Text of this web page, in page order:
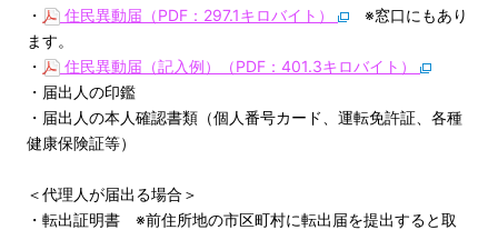
・
住民異動届（PDF：297.1キロバイト）
※窓口にもあり
ます。
・
住民異動届（記入例）（PDF：401.3キロバイト）
・届出人の印鑑
・届出人の本人確認書類（個人番号カード、運転免許証、各種
健康保険証等）
＜代理人が届出る場合＞
・転出証明書 ※前住所地の市区町村に転出届を提出すると取